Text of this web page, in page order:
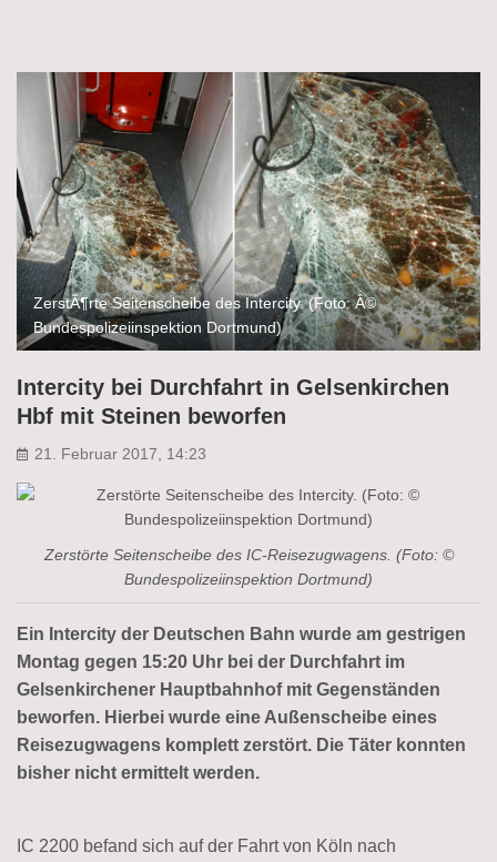
ZerstÃ¶rte Seitenscheibe des Intercity. (Foto: Â©
Bundespolizeiinspektion Dortmund)
Intercity bei Durchfahrt in Gelsenkirchen
Hbf mit Steinen beworfen
21. Februar 2017, 14:23
Zerstörte Seitenscheibe des IC-Reisezugwagens. (Foto: ©
Bundespolizeiinspektion Dortmund)
Ein Intercity der Deutschen Bahn wurde am gestrigen
Montag gegen 15:20 Uhr bei der Durchfahrt im
Gelsenkirchener Hauptbahnhof mit Gegenständen
beworfen. Hierbei wurde eine Außenscheibe eines
Reisezugwagens komplett zerstört. Die Täter konnten
bisher nicht ermittelt werden.
IC 2200 befand sich auf der Fahrt von Köln nach